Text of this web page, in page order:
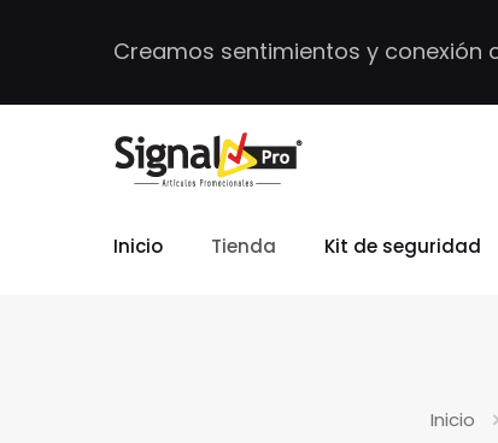
Creamos sentimientos y conexión
Inicio Tienda Kit de seguridad
Inicio